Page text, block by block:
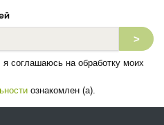
>
соглашаюсь на обработку моих
ознакомлен (а).